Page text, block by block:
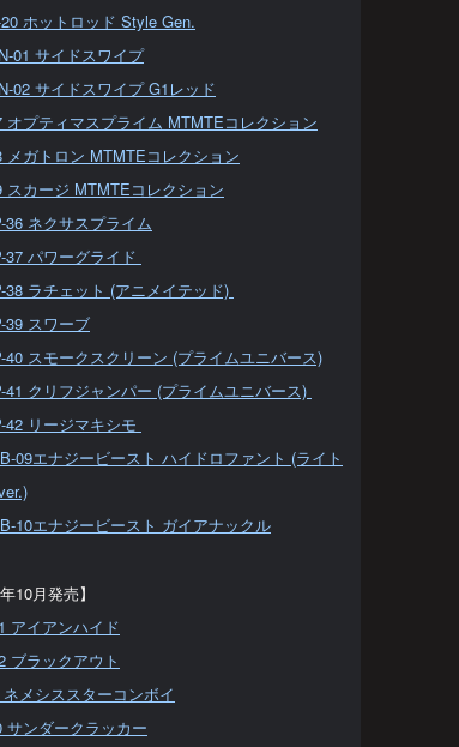
ホットロッド Style Gen.
01 サイドスワイプ
02 サイドスワイプ G1レッド
オプティマスプライム MTMTEコレクション
メガトロン MTMTEコレクション
スカージ MTMTEコレクション
36 ネクサスプライム
37 パワーグライド
38 ラチェット (アニメイテッド)
39 スワーブ
40 スモークスクリーン (プライムユニバース)
41 クリフジャンパー (プライムユニバース)
42 リージマキシモ
09エナジービースト ハイドロファント (ライト
10エナジービースト ガイアナックル
10月発売】
アイアンハイド
ブラックアウト
ネメシススターコンボイ
サンダークラッカー